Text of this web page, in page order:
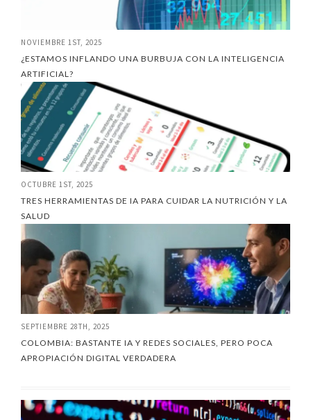
NOVIEMBRE 1ST, 2025
¿ESTAMOS INFLANDO UNA BURBUJA CON LA INTELIGENCIA
ARTIFICIAL?
OCTUBRE 1ST, 2025
TRES HERRAMIENTAS DE IA PARA CUIDAR LA NUTRICIÓN Y LA
SALUD
SEPTIEMBRE 28TH, 2025
COLOMBIA: BASTANTE IA Y REDES SOCIALES, PERO POCA
APROPIACIÓN DIGITAL VERDADERA